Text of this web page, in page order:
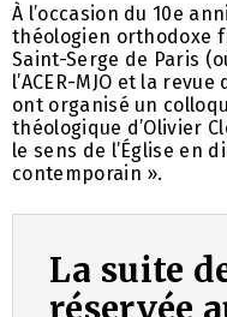
À l’occasion du 10e
théologien orthodoxe
Saint-Serge de Paris
l’ACER-MJO et la
ont organisé un
théologique d’Olivier
le sens de l’Église en
contemporain ».
La suite
réservée